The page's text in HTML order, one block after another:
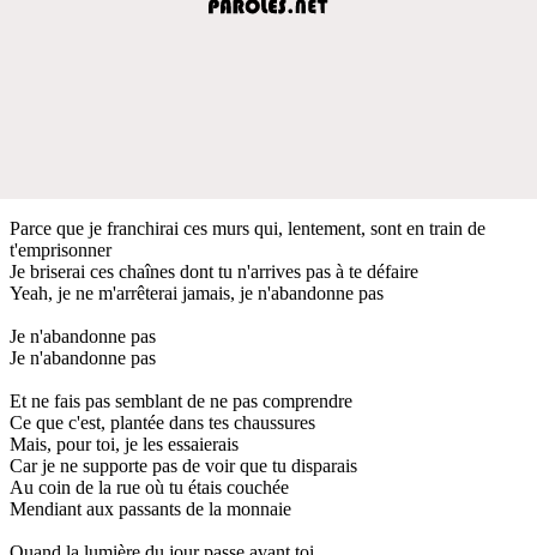
Parce que je franchirai ces murs qui, lentement, sont en train de
t'emprisonner
Je briserai ces chaînes dont tu n'arrives pas à te défaire
Yeah, je ne m'arrêterai jamais, je n'abandonne pas
Je n'abandonne pas
Je n'abandonne pas
Et ne fais pas semblant de ne pas comprendre
Ce que c'est, plantée dans tes chaussures
Mais, pour toi, je les essaierais
Car je ne supporte pas de voir que tu disparais
Au coin de la rue où tu étais couchée
Mendiant aux passants de la monnaie